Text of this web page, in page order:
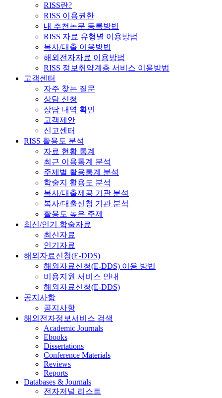
RISS란?
RISS 이용권한
내 추천논문 등록방법
RISS 자료 유형별 이용방법
복사/대출 이용방법
해외전자자료 이용방법
RISS 정보취약계층 서비스 이용방법
고객센터
자주 찾는 질문
상담 신청
상담 내역 확인
고객제안
신고센터
RISS 활용도 분석
자료 현황 통계
최근 이용통계 분석
주제별 활용통계 분석
학술지 활용도 분석
복사/대출제공 기관 분석
복사/대출신청 기관 분석
활용도 높은 주제
최신/인기 학술자료
최신자료
인기자료
해외자료신청(E-DDS)
해외자료신청(E-DDS) 이용 방법
비용지원 서비스 안내
해외자료신청(E-DDS)
공지사항
공지사항
해외전자정보서비스 검색
Academic Journals
Ebooks
Dissertations
Conference Materials
Reviews
Reports
Databases & Journals
전자저널 리스트